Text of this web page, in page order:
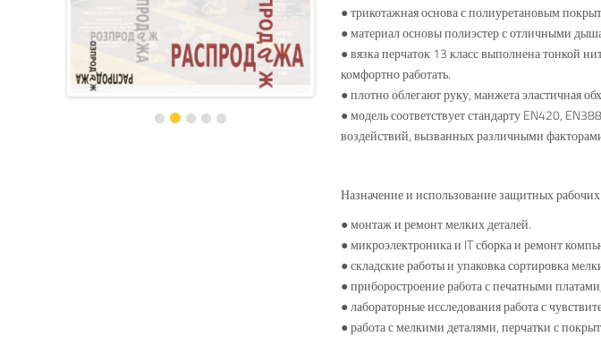
● трикотажная основа с полиуретановым
● материал основы полиэстер с отличными
● вязка перчаток 13 класс выполнена тонкой
комфортно работать.
● плотно облегают руку, манжета эластичная
● модель соответствует стандарту EN420,
воздействий, вызванных различными
Назначение и использование защитных
● монтаж и ремонт мелких деталей.
● микроэлектроника и IT сборка и ремонт
● складские работы и упаковка сортировка
● приборостроение работа с печатными
● лабораторные исследования работа с
● работа с мелкими деталями, перчатки с